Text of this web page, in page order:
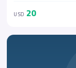
20
USD